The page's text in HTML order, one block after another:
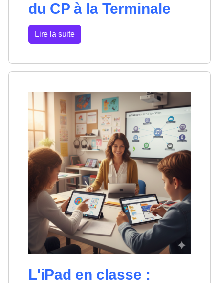
du CP à la Terminale
Lire la suite
L'iPad en classe :